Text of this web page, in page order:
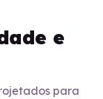
e
para